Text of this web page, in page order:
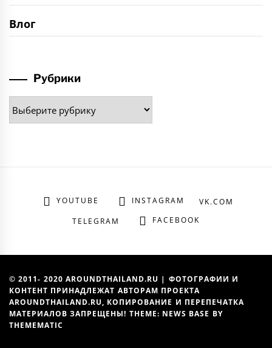
Влог
Рубрики
Рубрики
YOUTUBE INSTAGRAM
VK.COM
TELEGRAM
FACEBOOK
© 2011- 2020 AROUNDTHAILAND.RU | ФОТОГРАФИИ И
КОНТЕНТ ПРИНАДЛЕЖАТ АВТОРАМ ПРОЕКТА
AROUNDTHAILAND.RU, КОПИРОВАНИЕ И ПЕРЕПЕЧАТКА
МАТЕРИАЛОВ ЗАПРЕЩЕНЫ! THEME: NEWS BASE BY
THEMEMATIC